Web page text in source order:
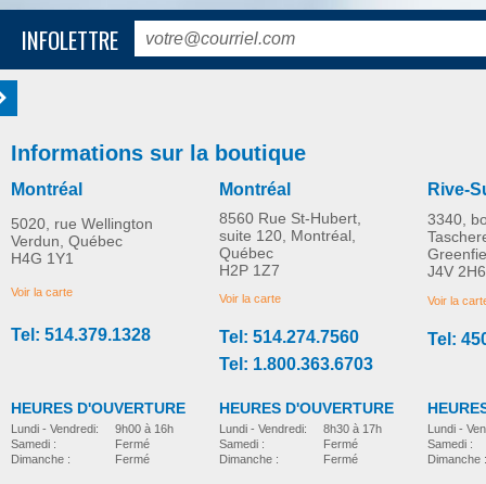
INFOLETTRE
Informations sur la boutique
Montréal
5020, rue Wellington
Verdun, Québec
H4G 1Y1
Voir la carte
Tel: 514.379.1328
HEURES D'OUVERTURE
Lundi - Vendredi:
Samedi :
Dimanche :
9h00 à 16h
Fermé
Fermé
Montréal
8560 Rue St-Hubert,
suite 120, Montréal,
Québec
H2P 1Z7
Voir la carte
Tel: 514.274.7560
Tel: 1.800.363.6703
HEURES D'OUVERTURE
Lundi - Vendredi:
Samedi :
Dimanche :
8h30 à 17h
Fermé
Fermé
Rive-
3340,
J4V 2H6
Voir la
Tel:
Lundi -
Samedi :
Dimanche :